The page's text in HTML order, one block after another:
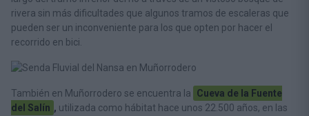
rivera sin más dificultades que algunos tramos de escaleras que
pueden ser un inconveniente para los que opten por hacer el
recorrido en bici.
También en Muñorrodero se encuentra la
Cueva de la Fuente
del Salín , utilizada como hábitat hace unos 22.500 años, en las